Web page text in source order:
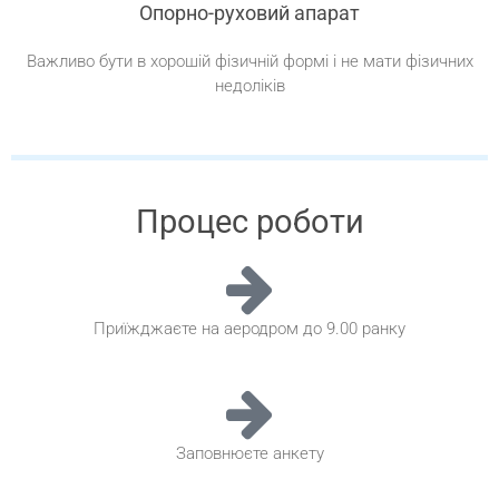
Опорно-руховий апарат
Важливо бути в хорошій фізичній формі і не мати фізичних
недоліків
Процес роботи
Приїжджаєте на аеродром до 9.00 ранку
Заповнюєте анкету